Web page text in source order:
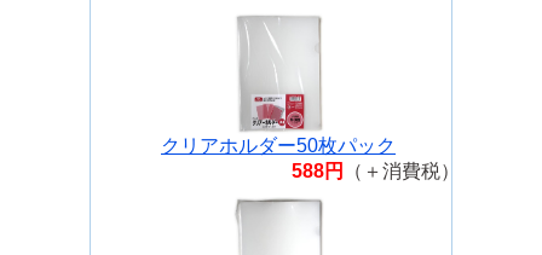
クリアホルダー50枚パック
588円
（＋消費税）